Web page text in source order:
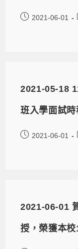
2021-06-01
2021-05-18
班入學面試
2021-06-01
2021-06-01
授，榮獲本